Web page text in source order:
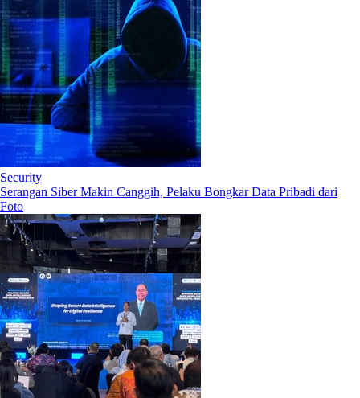
Security
Serangan Siber Makin Canggih, Pelaku Bongkar Data Pribadi dari
Foto